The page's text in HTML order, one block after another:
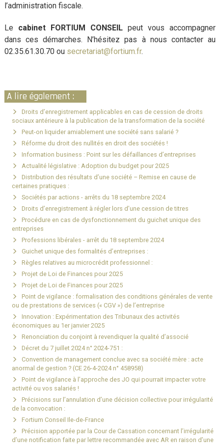
l’administration fiscale.
Le cabinet FORTIUM CONSEIL peut vous accompagner
dans ces démarches. N’hésitez pas à nous contacter au
02.35.61.30.70 ou secretariat@fortium.fr.
A lire également :
Droits d’enregistrement applicables en cas de cession de droits
sociaux antérieure à la publication de la transformation de la société
Peut-on liquider amiablement une société sans salarié ?
Réforme du droit des nullités en droit des sociétés !
Information business : Point sur les défaillances d’entreprises
Actualité législative : Adoption du budget pour 2025
Distribution des résultats d’une société – Remise en cause de
certaines pratiques :
Sociétés par actions - arrêts du 18 septembre 2024
Droits d’enregistrement à régler lors d’une cession de titres
Procédure en cas de dysfonctionnement du guichet unique des
entreprises
Professions libérales - arrêt du 18 septembre 2024
Guichet unique des formalités d’entreprises :
Règles relatives au microcrédit professionnel :
Projet de Loi de Finances pour 2025
Projet de Loi de Finances pour 2025
Point de vigilance : formalisation des conditions générales de vente
ou de prestations de services (« CGV ») de l’entreprise
Innovation : Expérimentation des Tribunaux des activités
économiques au 1er janvier 2025
Renonciation du conjoint à revendiquer la qualité d’associé
Décret du 7 juillet 2024 n° 2024-751 :
Convention de management conclue avec sa société mère : acte
anormal de gestion ? (CE 26-4-2024 n° 458958)
Point de vigilance à l’approche des JO qui pourrait impacter votre
activité ou vos salariés !
Précisions sur l’annulation d’une décision collective pour irrégularité
de la convocation :
Fortium Conseil Ile-de-France
Précision apportée par la Cour de Cassation concernant l’irrégularité
d’une notification faite par lettre recommandée avec AR en raison d’une